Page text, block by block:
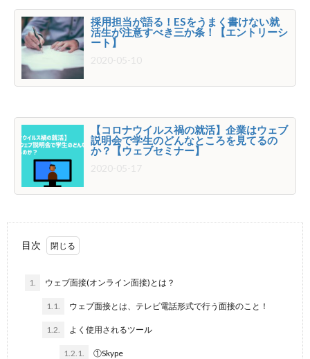
採用担当が語る！ESをうまく書けない就
活生が注意すべき三か条！【エントリーシ
ート】
2020-05-10
【コロナウイルス禍の就活】企業はウェブ
説明会で学生のどんなところを見てるの
か？【ウェブセミナー】
2020-05-17
目次
1. ウェブ面接(オンライン面接)とは？
1.1. ウェブ面接とは、テレビ電話形式で行う面接のこと！
1.2. よく使用されるツール
1.2.1. ①Skype